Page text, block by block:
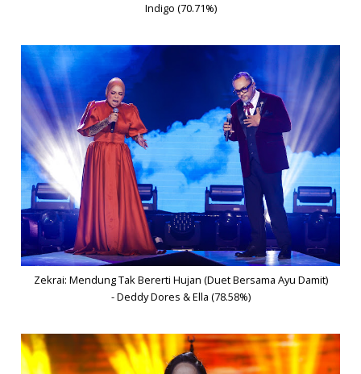
Indigo (70.71%)
Zekrai: Mendung Tak Bererti Hujan (Duet Bersama Ayu Damit)
- Deddy Dores & Ella (78.58%)